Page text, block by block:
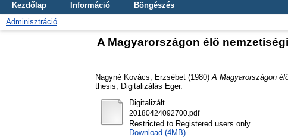
Kezdőlap Információ
Böngészés
Adminisztráció
A Magyarországon élő
Nagyné Kovács, Erzsébet (1980) A Magyarországon
thesis, Digitalizálás Eger.
Digitalizált
20180424092700.pdf
Restricted to Registered users only
Download (4MB)